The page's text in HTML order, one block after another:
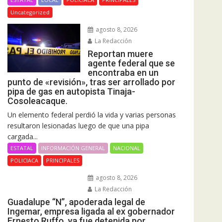
Uncategorized
agosto 8, 2026
La Redacción
Reportan muere
agente federal que se
encontraba en un
punto de «revisión», tras ser arrollado por
pipa de gas en autopista Tinaja-
Cosoleacaque.
Un elemento federal perdió la vida y varias personas
resultaron lesionadas luego de que una pipa
cargada...
ESTATAL INFORMACIÓN GENERAL
NACIONAL
POLICIACA
PRINCIPALES
agosto 8, 2026
La Redacción
Guadalupe “N”, apoderada legal de
Ingemar, empresa ligada al ex gobernador